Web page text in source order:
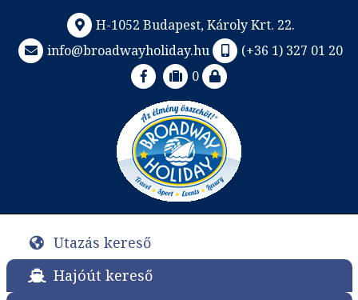
H-1052 Budapest, Károly Krt. 22.
info@broadwayholiday.hu
(+36 1) 327 01 20
0
Utazás kereső
Hajóút kereső